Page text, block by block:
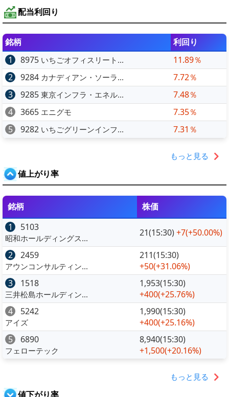
配当利回り
銘柄
利回り
1
8975 いちごオフィスリート...
11.89％
2
9284 カナディアン・ソーラ...
7.72％
3
9285 東京インフラ・エネル...
7.48％
4
3665 エニグモ
7.35％
5
9282 いちごグリーンインフ... 7.31％
もっと見る
値上がり率
銘柄
株価
1
5103
昭和ホールディングス... 21(15:30)+7(+50.00%)
2
2459
アウンコンサルティン...
211(15:30)
+50(+31.06%)
3
1518
三井松島ホールディン...
1,953(15:30)
+400(+25.76%)
4
5242
アイズ
1,990(15:30)
+400(+25.16%)
5
6890
フェローテック
8,940(15:30)
+1,500(+20.16%)
もっと見る
値下がり率